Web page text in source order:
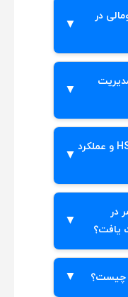
الگوها و
و مدیریت
در
به داده‌های
می‌تواند بر
می‌تواند
آنومالی در
چه ارتباطی بین آنومالی در HSE و عملکرد
منجر شود و
کند.
در
منظم،
ناهنجاری